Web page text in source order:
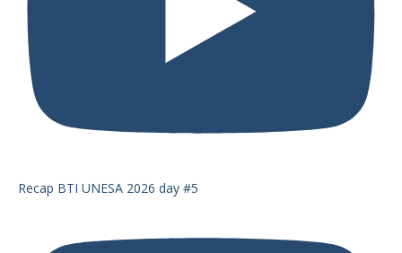
Recap BTI UNESA 2026 day #5